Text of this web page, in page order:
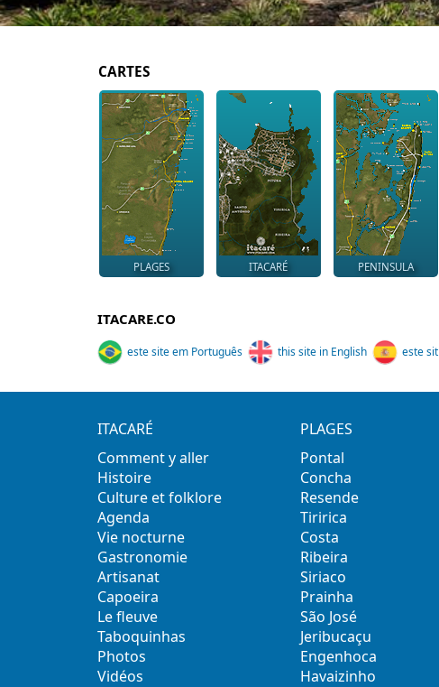
CARTES
PLAGES ITACARÉ PENINSULA
ITACARE.CO
este site em Português this site in English este
ITACARÉ
Comment y aller
Histoire
Culture et folklore
Agenda
Vie nocturne
Gastronomie
Artisanat
Capoeira
Le fleuve
Taboquinhas
Photos
Vidéos
PLAGES
Pontal
Concha
Resende
Tiririca
Costa
Ribeira
Siriaco
Prainha
São José
Jeribucaçu
Engenhoca
Havaizinho